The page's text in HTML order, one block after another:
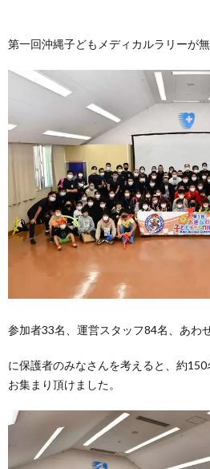
第一回沖縄子どもメディカルラリーが
参加者33名、運営スタッフ84名、あわ
に保護者のみなさんを考えると、約
お集まり頂けました。